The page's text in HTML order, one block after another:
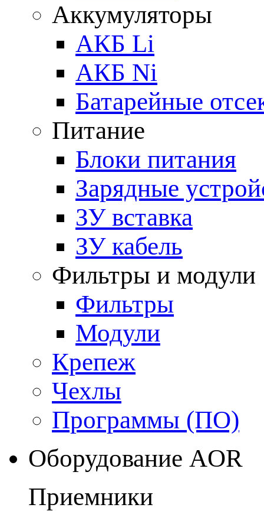
Аккумуляторы
АКБ Li
АКБ Ni
Батарейные
Питание
Блоки питания
Зарядные
ЗУ вставка
ЗУ кабель
Фильтры и модули
Фильтры
Модули
Крепеж
Чехлы
Программы (ПО)
Оборудование AOR
Приемники